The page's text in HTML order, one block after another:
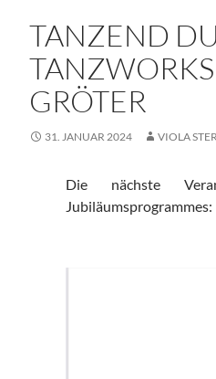
TANZEND
GRÖTER
31. JANUAR 2024 VIOLA
Die nächste
Jubiläumsprogrammes: